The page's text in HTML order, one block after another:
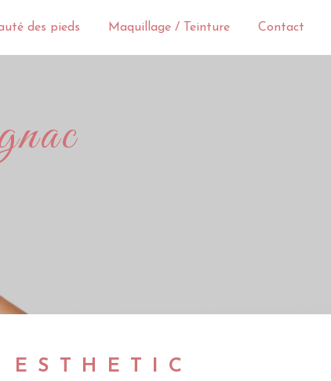
des pieds Maquillage / Teinture Contact
ESTHETIC